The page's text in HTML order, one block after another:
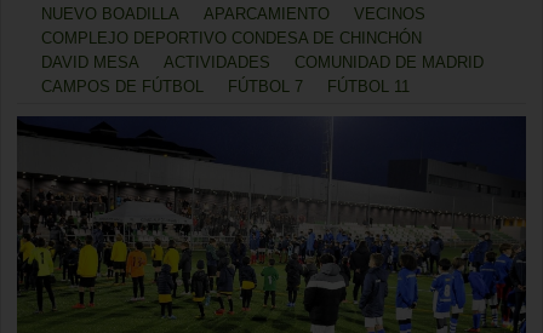
NUEVO BOADILLA
APARCAMIENTO
VECINOS
COMPLEJO DEPORTIVO CONDESA DE CHINCHÓN
DAVID MESA
ACTIVIDADES
COMUNIDAD DE MADRID
CAMPOS DE FÚTBOL
FÚTBOL 7 FÚTBOL 11